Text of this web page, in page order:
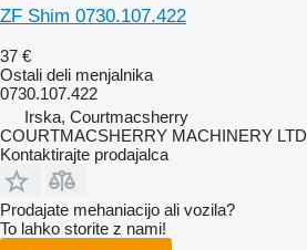
ZF Shim 0730.107.422
37 €
Ostali deli menjalnika
0730.107.422
Irska, Courtmacsherry
COURTMACSHERRY MACHINERY LTD
Kontaktirajte prodajalca
Prodajate mehaniacijo ali vozila?
To lahko storite z nami!